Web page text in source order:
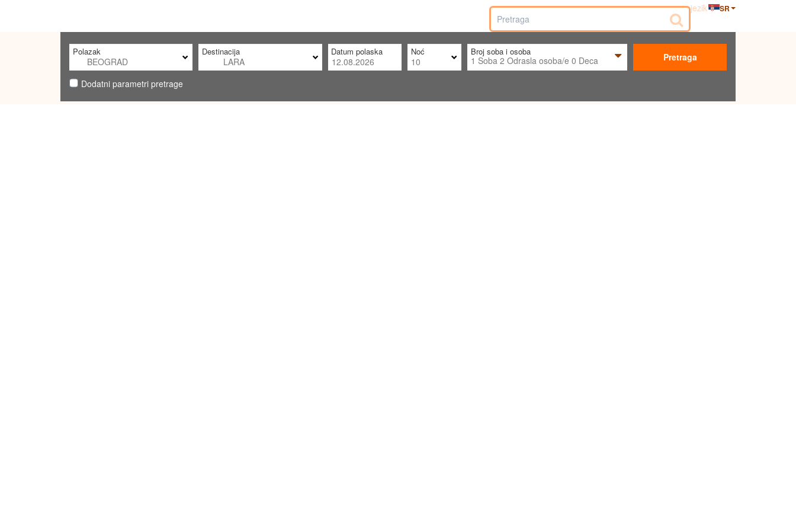
jezik SR
Polazak Destinacija Datum polaska Noć Broj soba i osoba
1 Soba 2 Odrasla osoba/e 0 Deca Pretraga
Dodatni parametri pretrage